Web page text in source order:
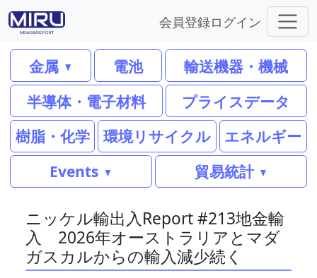
会員登録ログイン
金属 電池
輸送機器・機械
半導体・電子材料
プライスデータ
樹脂・化学
環境リサイクル
エネルギー
Events
貿易統計
ニッケル輸出入Report #213地金輸
入 2026年オーストラリアとマダ
ガスカルからの輸入減少続く